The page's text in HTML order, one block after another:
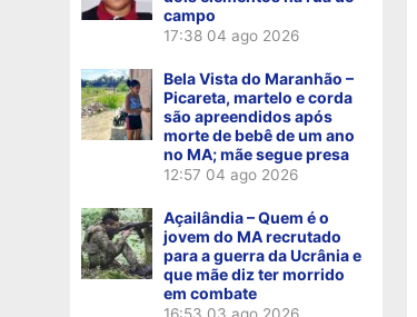
campo
17:38 04 ago 2026
Bela Vista do Maranhão –
Picareta, martelo e corda
são apreendidos após
morte de bebê de um ano
no MA; mãe segue presa
12:57 04 ago 2026
Açailândia – Quem é o
jovem do MA recrutado
para a guerra da Ucrânia e
que mãe diz ter morrido
em combate
16:53 03 ago 2026